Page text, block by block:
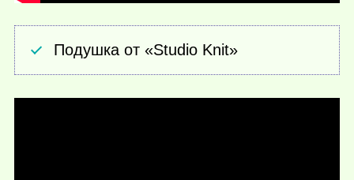
Подушка от «Studio Knit»